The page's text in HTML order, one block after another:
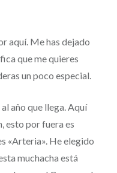
aquí. Me has dejado
que me quieres
un poco especial.
año que llega. Aquí
esto por fuera es
«Arteria». He elegido
muchacha está